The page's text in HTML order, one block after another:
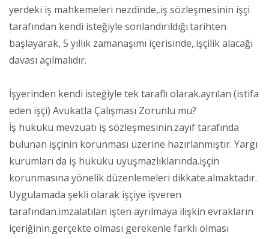
yerdeki iş mahkemeleri nezdinde,.iş sözleşmesinin işçi
tarafından kendi isteğiyle sonlandırıldığı.tarihten
başlayarak, 5 yıllık zamanaşımı içerisinde,.işçilik alacağı
davası açılmalıdır.
İşyerinden kendi isteğiyle tek taraflı olarak.ayrılan (istifa
eden işçi) Avukatla Çalışması Zorunlu mu?
İş hukuku mevzuatı iş sözleşmesinin.zayıf tarafında
bulunan işçinin korunması üzerine hazırlanmıştır. Yargı
kurumları da iş hukuku uyuşmazlıklarında.işçin
korunmasına yönelik düzenlemeleri dikkate.almaktadır.
Uygulamada şekli olarak işçiye işveren
tarafından.imzalatılan işten ayrılmaya ilişkin evrakların
içeriğinin.gerçekte olması gerekenle farklı olması